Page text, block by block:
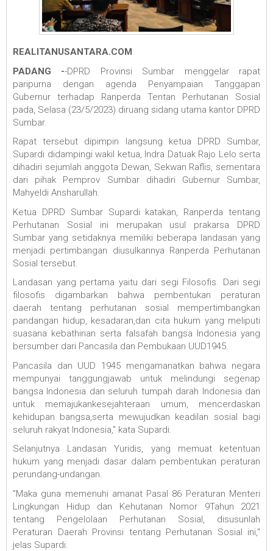
REALITANUSANTARA.COM
PADANG --DPRD Provinsi Sumbar menggelar rapat
paripurna dengan agenda Penyampaian Tanggapan
Gubernur terhadap Ranperda Tentan Perhutanan Sosial
pada, Selasa (23/5/2023) diruang sidang utama kantor DPRD
Sumbar.
Rapat tersebut dipimpin langsung ketua DPRD Sumbar,
Supardi didampingi wakil ketua, Indra Datuak Rajo Lelo serta
dihadiri sejumlah anggota Dewan, Sekwan Raflis, sementara
dari pihak Pemprov Sumbar dihadiri Gubernur Sumbar,
Mahyeldi Ansharullah.
Ketua DPRD Sumbar Supardi katakan, Ranperda tentang
Perhutanan Sosial ini merupakan usul prakarsa DPRD
Sumbar yang setidaknya memiliki beberapa landasan yang
menjadi pertimbangan diusulkannya Ranperda Perhutanan
Sosial tersebut.
Landasan yang pertama yaitu dari segi Filosofis. Dari segi
filosofis digambarkan bahwa pembentukan peraturan
daerah tentang perhutanan sosial mempertimbangkan
pandangan hidup, kesadaran,dan cita hukum yang meliputi
suasana kebathinan serta falsafah bangsa Indonesia yang
bersumber dari Pancasila dan Pembukaan UUD1945.
Pancasila dan UUD 1945 mengamanatkan bahwa negara
mempunyai tanggungjawab untuk melindungi segenap
bangsa Indonesia dan seluruh tumpah darah Indonesia dan
untuk memajukankesejahteraan umum, mencerdaskan
kehidupan bangsa,serta mewujudkan keadilan sosial bagi
seluruh rakyat Indonesia," kata Supardi.
Selanjutnya Landasan Yuridis, yang memuat ketentuan
hukum yang menjadi dasar dalam pembentukan peraturan
perundang-undangan.
"Maka guna memenuhi amanat Pasal 86 Peraturan Menteri
Lingkungan Hidup dan Kehutanan Nomor 9Tahun 2021
tentang Pengelolaan Perhutanan Sosial, disusunlah
Peraturan Daerah Provinsi tentang Perhutanan Sosial ini,"
jelas Supardi.